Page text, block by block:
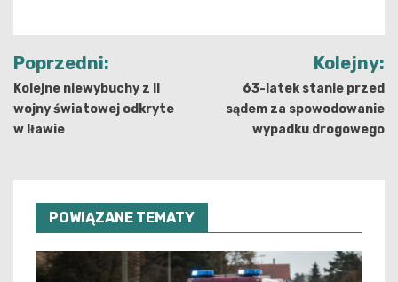
Nawigacja
wpisu
Poprzedni:
Kolejne niewybuchy z II
wojny światowej odkryte
w Iławie
Kolejny:
63-latek stanie przed
sądem za spowodowanie
wypadku drogowego
POWIĄZANE TEMATY